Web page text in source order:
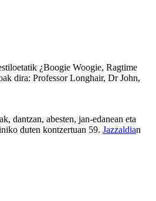
¿Boogie Woogie, Ragtime
dira: Professor Longhair, Dr John,
dantzan, abesten, jan-edanean eta
duten kontzertuan 59. Jazzaldian